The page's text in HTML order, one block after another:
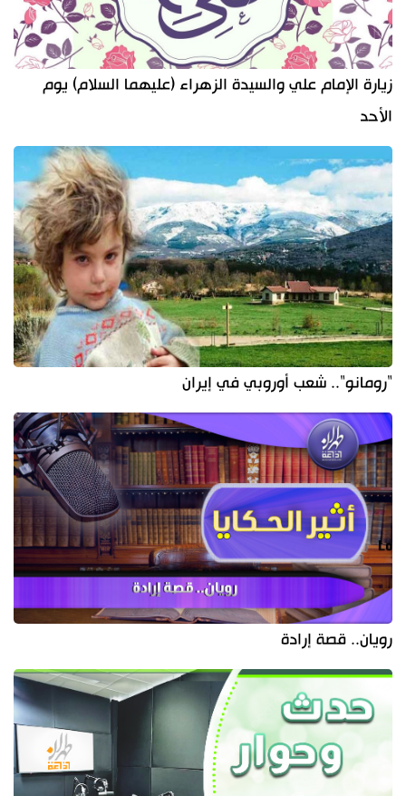
زيارة الإمام علي والسيدة الزهراء (عليهما السلام) يوم
الأحد
"رومانو".. شعب أوروبي في إيران
رويان.. قصة إرادة